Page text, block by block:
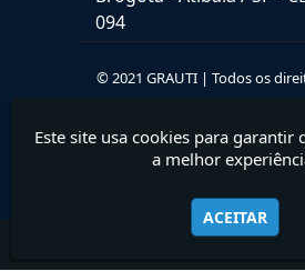
094
© 2021 GRAUTI | Todos os
Este site usa cookies para garantir
a melhor
ACEITAR